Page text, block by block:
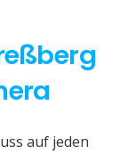
auf jeden